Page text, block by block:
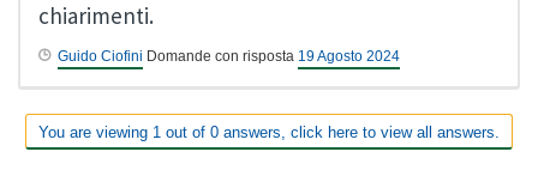
chiarimenti.
Guido Ciofini Domande con risposta 19 Agosto 2024
You are viewing 1 out of 0 answers, click here to view all answers.